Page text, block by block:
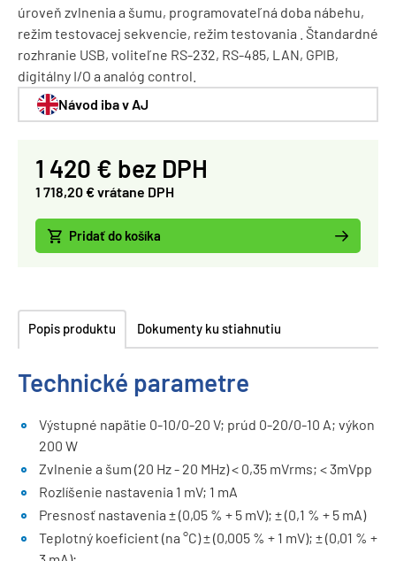
úroveň zvlnenia a šumu, programovateľná doba nábehu,
režim testovacej sekvencie, režim testovania . Štandardné
rozhranie USB, voliteľne RS-232, RS-485, LAN, GPIB,
digitálny I/O a analóg control.
Návod iba v AJ
1 420 € bez DPH
1 718,20 € vrátane DPH
Pridať do košíka
Popis produktu Dokumenty ku stiahnutiu
Technické parametre
Výstupné napätie 0-10/0-20 V; prúd 0-20/0-10 A; výkon
200 W
Zvlnenie a šum (20 Hz - 20 MHz) < 0,35 mVrms; < 3mVpp
Rozlíšenie nastavenia 1 mV; 1 mA
Presnosť nastavenia ± (0,05 % + 5 mV); ± (0,1 % + 5 mA)
Teplotný koeficient (na °C) ± (0,005 % + 1 mV); ± (0,01 % +